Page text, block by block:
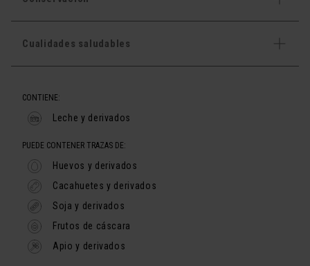
Cualidades saludables
CONTIENE:
Leche y derivados
PUEDE CONTENER TRAZAS DE:
Huevos y derivados
Cacahuetes y derivados
Soja y derivados
Frutos de cáscara
Apio y derivados